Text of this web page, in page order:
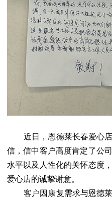
近日，恩德莱长春爱心店
信，信中客户高度肯定了公
水平以及人性化的关怀态度
爱心店的诚挚谢意。
客户因康复需求与恩德莱